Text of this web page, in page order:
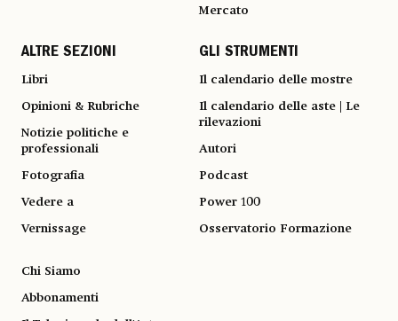
Mercato
ALTRE SEZIONI
Libri
Opinioni & Rubriche
Notizie politiche e
professionali
Fotografia
Vedere a
Vernissage
GLI STRUMENTI
Il calendario delle mostre
Il calendario delle aste | Le
rilevazioni
Autori
Podcast
Power 100
Osservatorio Formazione
Chi Siamo
Abbonamenti